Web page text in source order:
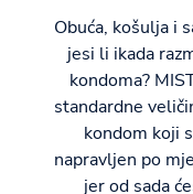
Obuća, košulja i
jesi li ikada
kondoma?
standardne
kondom koji
napravljen po
jer od sada